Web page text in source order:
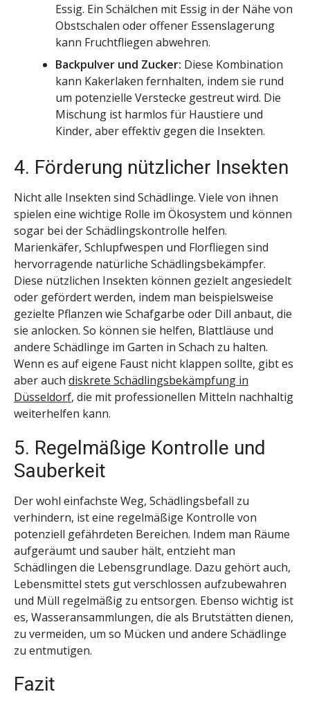
Essig. Ein Schälchen mit Essig in der Nähe von
Obstschalen oder offener Essenslagerung
kann Fruchtfliegen abwehren.
Backpulver und Zucker: Diese Kombination
kann Kakerlaken fernhalten, indem sie rund
um potenzielle Verstecke gestreut wird. Die
Mischung ist harmlos für Haustiere und
Kinder, aber effektiv gegen die Insekten.
4. Förderung nützlicher Insekten
Nicht alle Insekten sind Schädlinge. Viele von ihnen
spielen eine wichtige Rolle im Ökosystem und können
sogar bei der Schädlingskontrolle helfen.
Marienkäfer, Schlupfwespen und Florfliegen sind
hervorragende natürliche Schädlingsbekämpfer.
Diese nützlichen Insekten können gezielt angesiedelt
oder gefördert werden, indem man beispielsweise
gezielte Pflanzen wie Schafgarbe oder Dill anbaut, die
sie anlocken. So können sie helfen, Blattläuse und
andere Schädlinge im Garten in Schach zu halten.
Wenn es auf eigene Faust nicht klappen sollte, gibt es
aber auch diskrete Schädlingsbekämpfung in
Düsseldorf, die mit professionellen Mitteln nachhaltig
weiterhelfen kann.
5. Regelmäßige Kontrolle und
Sauberkeit
Der wohl einfachste Weg, Schädlingsbefall zu
verhindern, ist eine regelmäßige Kontrolle von
potenziell gefährdeten Bereichen. Indem man Räume
aufgeräumt und sauber hält, entzieht man
Schädlingen die Lebensgrundlage. Dazu gehört auch,
Lebensmittel stets gut verschlossen aufzubewahren
und Müll regelmäßig zu entsorgen. Ebenso wichtig ist
es, Wasseransammlungen, die als Brutstätten dienen,
zu vermeiden, um so Mücken und andere Schädlinge
zu entmutigen.
Fazit